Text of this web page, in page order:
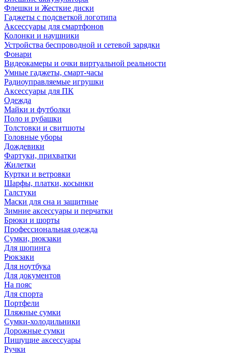
Флешки и Жесткие диски
Гаджеты с подсветкой логотипа
Аксессуары для смартфонов
Колонки и наушники
Устройства беспроводной и сетевой зарядки
Фонари
Видеокамеры и очки виртуальной реальности
Умные гаджеты, смарт-часы
Радиоуправляемые игрушки
Аксессуары для ПК
Одежда
Майки и футболки
Поло и рубашки
Толстовки и свитшоты
Головные уборы
Дождевики
Фартуки, прихватки
Жилетки
Куртки и ветровки
Шарфы, платки, косынки
Галстуки
Маски для сна и защитные
Зимние аксессуары и перчатки
Брюки и шорты
Профессиональная одежда
Сумки, рюкзаки
Для шопинга
Рюкзаки
Для ноутбука
Для документов
На пояс
Для спорта
Портфели
Пляжные сумки
Сумки-холодильники
Дорожные сумки
Пишущие аксессуары
Ручки